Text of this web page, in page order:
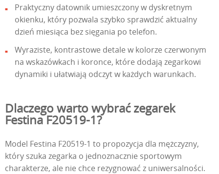
Praktyczny datownik umieszczony w dyskretnym
okienku, który pozwala szybko sprawdzić aktualny
dzień miesiąca bez sięgania po telefon.
Wyraziste, kontrastowe detale w kolorze czerwonym
na wskazówkach i koronce, które dodają zegarkowi
dynamiki i ułatwiają odczyt w każdych warunkach.
Dlaczego warto wybrać zegarek
Festina F20519-1?
Model Festina F20519-1 to propozycja dla mężczyzny,
który szuka zegarka o jednoznacznie sportowym
charakterze, ale nie chce rezygnować z uniwersalności.